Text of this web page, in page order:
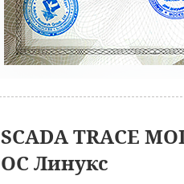
SCADA TRACE
ОС Линукс